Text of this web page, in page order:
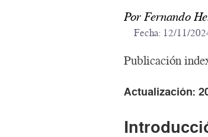
Por Fernando
Fecha: 12/11/
Publicación
Actualización: